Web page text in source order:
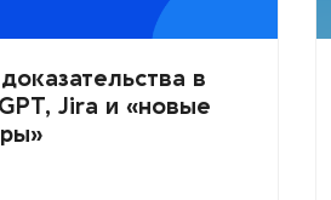
в
Jira и «новые